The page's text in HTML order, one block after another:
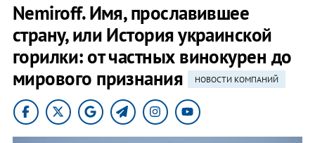
Nemiroff. Имя, прославившее
страну, или История украинской
горилки: от частных винокурен до
мирового признания
НОВОСТИ КОМПАНИЙ